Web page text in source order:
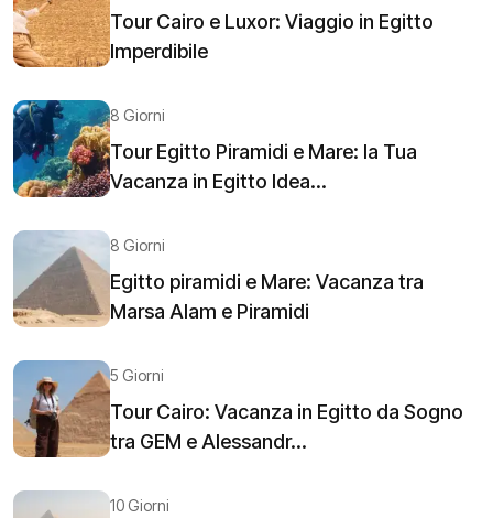
Tour Cairo e Luxor: Viaggio in Egitto
Imperdibile
8 Giorni
Tour Egitto Piramidi e Mare: la Tua
Vacanza in Egitto Idea...
8 Giorni
Egitto piramidi e Mare: Vacanza tra
Marsa Alam e Piramidi
5 Giorni
Tour Cairo: Vacanza in Egitto da Sogno
tra GEM e Alessandr...
10 Giorni